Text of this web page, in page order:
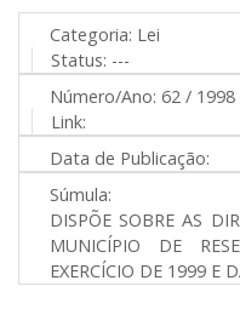
Categoria: Lei
Status: ---
Número/Ano: 62 / 1998
Link:
Data de Publicação:
Súmula:
DISPÕE SOBRE AS
MUNICÍPIO DE
EXERCÍCIO DE 1999 E